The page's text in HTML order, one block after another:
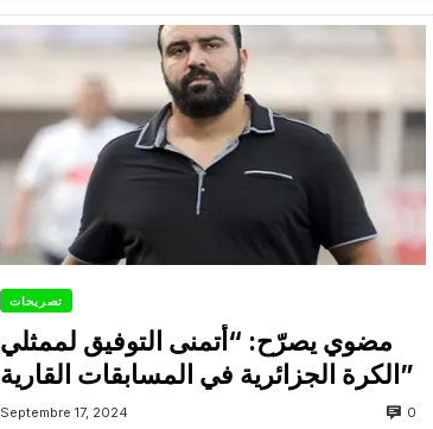
تصريحات
مضوي يصرّح: “أتمنى التوفيق لممثلي
الكرة الجزائرية في المسابقات القارية”
Septembre 17, 2024 0